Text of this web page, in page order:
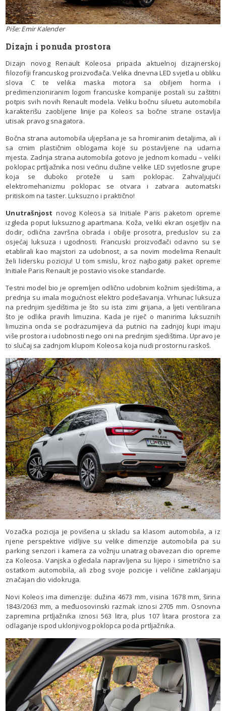
Piše: Emir Kalender
Dizajn i ponuda prostora
Dizajn novog Renault Koleosa pripada aktuelnoj dizajnerskoj
filozofiji francuskog proizvođača. Velika dnevna LED svjetla u obliku
slova C te velika maska motora sa obiljem horma i
predimenzioniranim logom francuske kompanije postali su zaštitni
potpis svih novih Renault modela. Veliku bočnu siluetu automobila
karakterišu zaobljene linije pa Koleos sa bočne strane ostavlja
utisak pravog snagatora.
Bočna strana automobila uljepšana je sa hromiranim detaljima, ali i
sa crnim plastičnim oblogama koje su postavljene na udarna
mjesta. Zadnja strana automobila gotovo je jednom komadu – veliki
poklopac prtljažnika nosi većinu dužine velike LED svjetlosne grupe
koja se duboko proteže u sam poklopac. Zahvaljujući
elektromehanizmu poklopac se otvara i zatvara automatski
pritiskom na taster. Luksuzno i praktično!
Unutrašnjost novog Koleosa sa Initiale Paris paketom opreme
izgleda poput luksuznog apartmana. Koža, veliki ekran osjetljiv na
dodir, odlična završna obrada i obilje prosotra, preduslov su za
osjećaj luksuza i ugodnosti. Francuski proizvođači odavno su se
etablirali kao majstori za udobnost, a sa novim modelima Renault
želi lidersku poziciju! U tom smislu, kroz najbogatiji paket opreme
Initiale Paris Renault je postavio visoke standarde.
Testni model bio je opremljen odlično udobnim kožnim sjedištima, a
prednja su imala mogućnost elektro podešavanja. Vrhunac luksuza
na prednjim sjedištima je što su ista zimi grijana, a ljeti ventilirana
što je odlika pravih limuzina. Kada je riječ o manirima luksuznih
limuzina onda se podrazumijeva da putnici na zadnjoj kupi imaju
više prostora i udobnosti nego oni na prednjim sjedištima. Upravo je
to slučaj sa zadnjom klupom Koleosa koja nudi prostornu raskoš.
Vozačka pozicija je povišena u skladu sa klasom automobila, a iz
njene perspektive vidljive su velike dimenzije automobila pa su
parking senzori i kamera za vožnju unatrag obavezan dio opreme
za Koleosa. Vanjska ogledala napravljena su lijepo i simetrično sa
ostatkom automobila, ali zbog svoje pozicije i veličine zaklanjaju
značajan dio vidokruga.
Novi Koleos ima dimenzije: dužina 4673 mm, visina 1678 mm, širina
1843/2063 mm, a međuosovinski razmak iznosi 2705 mm. Osnovna
zapremina prtljažnika iznosi 563 litra, plus 107 litara prostora za
odlaganje ispod uklonjivog poklopca poda prtljažnika.